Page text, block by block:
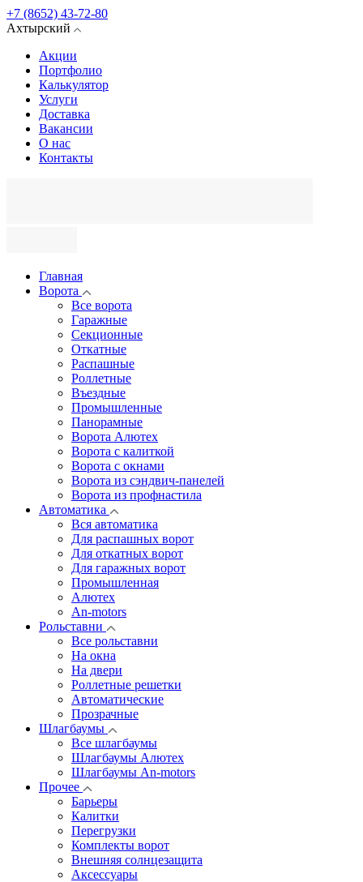
+7 (8652) 43-72-80
Ахтырский
Акции
Портфолио
Калькулятор
Услуги
Доставка
Вакансии
О нас
Контакты
Главная
Ворота
Все ворота
Гаражные
Секционные
Откатные
Распашные
Роллетные
Въездные
Промышленные
Панорамные
Ворота Алютех
Ворота с калиткой
Ворота c окнами
Ворота из сэндвич-панелей
Ворота из профнастила
Автоматика
Вся автоматика
Для распашных ворот
Для откатных ворот
Для гаражных ворот
Промышленная
Алютех
An-motors
Рольставни
Все рольставни
На окна
На двери
Роллетные решетки
Автоматические
Прозрачные
Шлагбаумы
Все шлагбаумы
Шлагбаумы Алютех
Шлагбаумы An-motors
Прочее
Барьеры
Калитки
Перегрузки
Комплекты ворот
Внешняя солнцезащита
Аксессуары